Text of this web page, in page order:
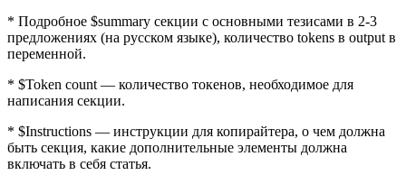
* Подробное $summary секции с основными тезисами в 2-3
предложениях (на русском языке), количество tokens в output в
переменной.
* $Token count — количество токенов, необходимое для
написания секции.
* $Instructions — инструкции для копирайтера, о чем должна
быть секция, какие дополнительные элементы должна
включать в себя статья.